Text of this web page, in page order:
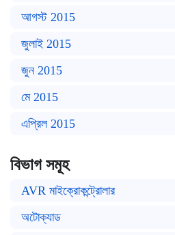
আগস্ট 2015
জুলাই 2015
জুন 2015
মে 2015
এপ্রিল 2015
বিভাগ সমূহ
AVR মাইক্রোকন্ট্রোলার
অটোক্যাড